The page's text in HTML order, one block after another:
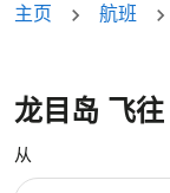
主页 航班
龙目岛 飞
从